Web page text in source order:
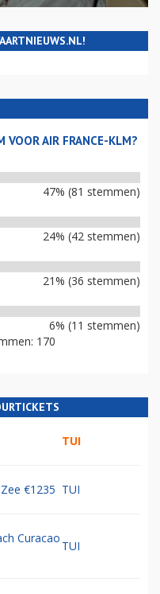
VOOR AIR FRANCE-KLM?
47% (81 stemmen)
24% (42 stemmen)
21% (36 stemmen)
6% (11 stemmen)
170
TUI
€1235 TUI
Curacao
TUI